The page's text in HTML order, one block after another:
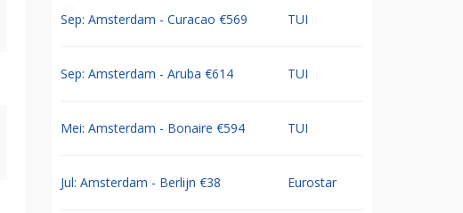
Sep: Amsterdam - Curacao €569 TUI
Sep: Amsterdam - Aruba €614 TUI
Mei: Amsterdam - Bonaire €594 TUI
Jul: Amsterdam - Berlijn €38 Eurostar